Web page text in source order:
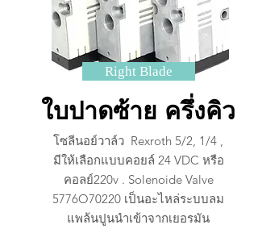
Right Blade
ใบปาดซ้าย ครึ่งคิว
โซลีนอย์วาล์ว Rexroth 5/2, 1/4 ,
มีให้เลือกแบบคอยล์ 24 VDC หรือ
คอลย์220v . Solenoide Valve
5776O70220 เป็นอะไหล่ระบบลม
แพล้นปูนนำเข้าจากเยอรมัน